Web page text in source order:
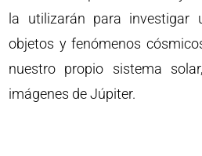
la utilizarán para investigar
objetos y fenómenos
nuestro propio sistema
imágenes de Júpiter.